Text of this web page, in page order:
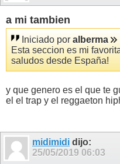
a mi tambien
Iniciado por alberma
Esta seccion es mi
saludos desde España!
y que genero es el que te
el el trap y el reggaeton
midimidi dijo:
25/05/2019 06:03